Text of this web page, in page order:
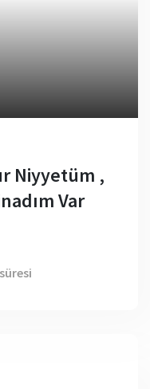
Niyyetüm ,
Var